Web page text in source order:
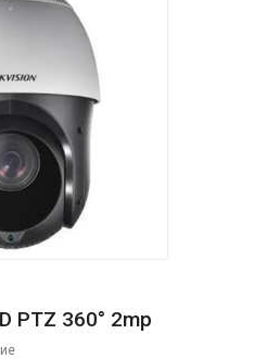
PTZ 360° 2mp